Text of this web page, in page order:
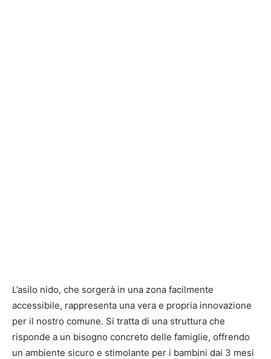
L’asilo nido, che sorgerà in una zona facilmente
accessibile, rappresenta una vera e propria innovazione
per il nostro comune. Si tratta di una struttura che
risponde a un bisogno concreto delle famiglie, offrendo
un ambiente sicuro e stimolante per i bambini dai 3 mesi